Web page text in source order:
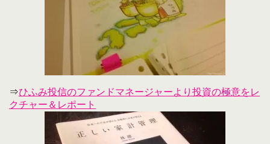
⇒ひふみ投信のファンドマネージャーより投資の極意をレ
クチャー＆レポート